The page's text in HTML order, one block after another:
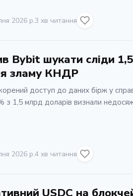
2026 р.3 хв читання
Bybit шукати сліди 1,5
зламу КНДР
доступ до даних бірж у
з 1,5 млрд доларів визнали
2026 р.4 хв читання
USDC на